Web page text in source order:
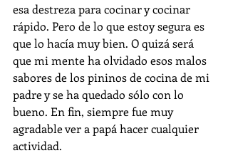
esa destreza para cocinar y cocinar
rápido. Pero de lo que estoy segura es
que lo hacía muy bien. O quizá será
que mi mente ha olvidado esos malos
sabores de los pininos de cocina de mi
padre y se ha quedado sólo con lo
bueno. En fin, siempre fue muy
agradable ver a papá hacer cualquier
actividad.